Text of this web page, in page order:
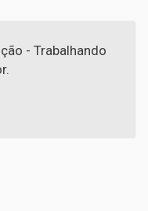
- Trabalhando